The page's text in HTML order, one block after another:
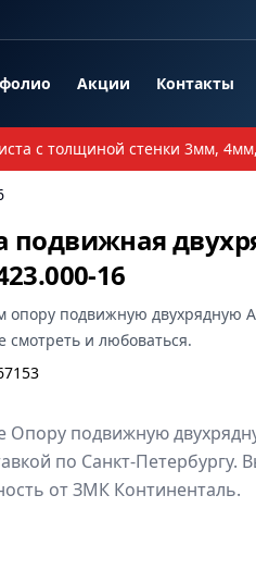
Акции Контакты
с толщиной стенки 3мм,
подвижная
16
опору подвижную двухрядную
смотреть и любоваться.
Опору подвижную
по Санкт-Петербургу.
от ЗМК Континенталь.